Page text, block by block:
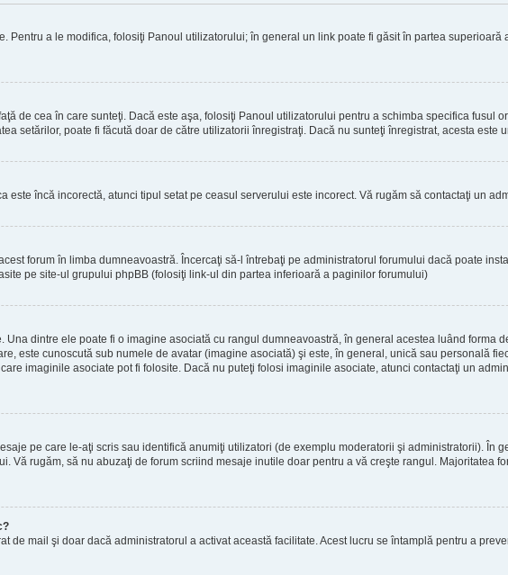
Pentru a le modifica, folosiţi Panoul utilizatorului; în general un link poate fi găsit în partea
de cea în care sunteţi. Dacă este aşa, folosiţi Panoul utilizatorului pentru a schimba specifica fusul
setărilor, poate fi făcută doar de către utilizatorii înregistraţi. Dacă nu sunteţi înregistrat, acesta este
este încă incorectă, atunci tipul setat pe ceasul serverului este incorect. Vă rugăm să contactaţi un
forum în limba dumneavoastră. Încercaţi să-l întrebaţi pe administratorul forumului dacă poate
pe site-ul grupului phpBB (folosiţi link-ul din partea inferioară a paginilor forumului)
dintre ele poate fi o imagine asociată cu rangul dumneavoastră, în general acestea luând forma
este cunoscută sub numele de avatar (imagine asociată) şi este, în general, unică sau personală
imaginile asociate pot fi folosite. Dacă nu puteţi folosi imaginile asociate, atunci contactaţi un
pe care le-aţi scris sau identifică anumiţi utilizatori (de exemplu moderatorii şi administratorii). În
Vă rugăm, să nu abuzaţi de forum scriind mesaje inutile doar pentru a vă creşte rangul. Majoritatea
de mail şi doar dacă administratorul a activat această facilitate. Acest lucru se întamplă pentru a